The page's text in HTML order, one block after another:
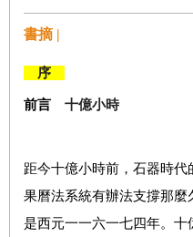
第6章
PART3 「簡單＋簡單」的
書摘 |
序
前言 十億小時
距今十億小時前，石器時
果曆法系統有辦法支撐那
是西元一一六一七四年。